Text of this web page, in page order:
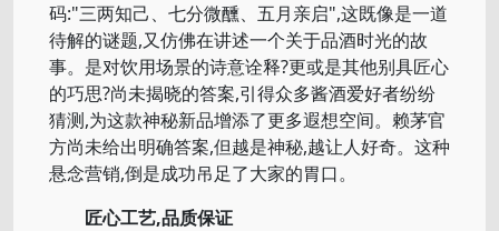
码:"三两知己、七分微醺、五月亲启",这既像是一道
待解的谜题,又仿佛在讲述一个关于品酒时光的故
事。是对饮用场景的诗意诠释?更或是其他别具匠心
的巧思?尚未揭晓的答案,引得众多酱酒爱好者纷纷
猜测,为这款神秘新品增添了更多遐想空间。赖茅官
方尚未给出明确答案,但越是神秘,越让人好奇。这种
悬念营销,倒是成功吊足了大家的胃口。
匠心工艺,品质保证